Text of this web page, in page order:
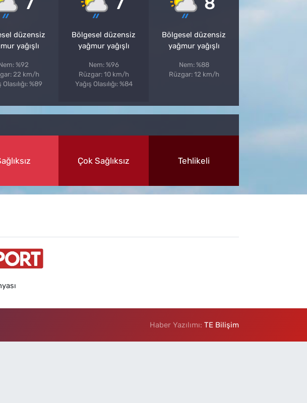
düzensiz
yağışlı
%92
22 km/h
Olasılığı: %89
Bölgesel düzensiz
yağmur yağışlı
Nem: %96
Rüzgar: 10 km/h
Yağış Olasılığı: %84
Bölgesel düzensiz
yağmur yağışlı
Nem: %88
Rüzgar: 12 km/h
Çok Sağlıksız Tehlikeli
Haber Yazılımı:TE Bilişim